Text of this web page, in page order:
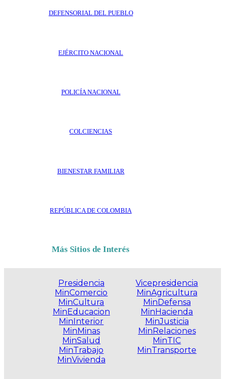
DEFENSORIAL DEL PUEBLO
EJÉRCITO NACIONAL
POLICÍA NACIONAL
COLCIENCIAS
BIENESTAR FAMILIAR
REPÚBLICA DE COLOMBIA
Más Sitios de Interés
Presidencia
MinComercio
MinCultura
MinEducacion
MinInterior
MinMinas
MinSalud
MinTrabajo
MinVivienda
Vicepresidencia
MinAgricultura
MinDefensa
MinHacienda
MinJusticia
MinRelaciones
MinTIC
MinTransporte